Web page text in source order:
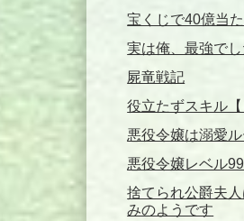
宝くじで40億当
実は俺、最強でし
屍竜戦記
役立たずスキル
悪役令嬢は溺愛
悪役令嬢レベル99
捨てられ公爵夫
みのようです